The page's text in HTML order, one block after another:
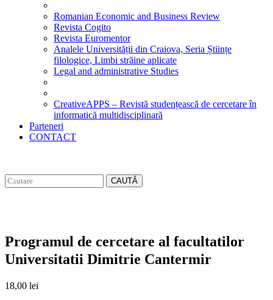
Romanian Economic and Business Review
Revista Cogito
Revista Euromentor
Analele Universității din Craiova, Seria Științe
filologice, Limbi străine aplicate
Legal and administrative Studies
CreativeAPPS – Revistă studențească de cercetare în
informatică multidisciplinară
Parteneri
CONTACT
CAUTĂ
Programul de cercetare al facultatilor
Universitatii Dimitrie Cantermir
18,00 lei